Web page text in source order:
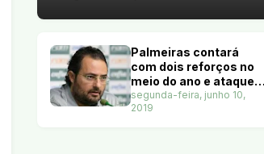
Palmeiras contará
com dois reforços no
meio do ano e ataque
terá nove opções. Veja
segunda-feira, junho 10,
2019